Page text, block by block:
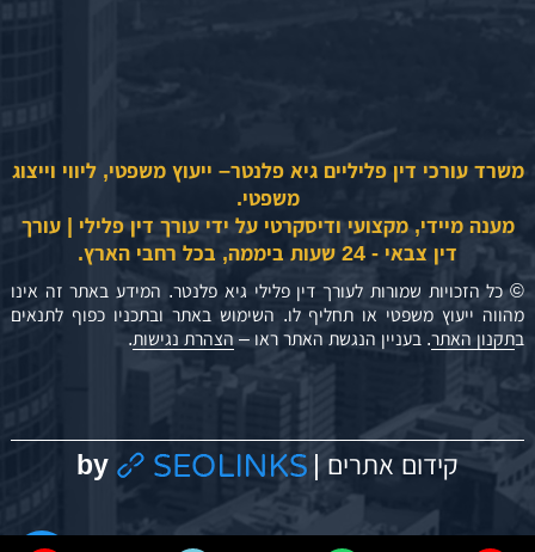
משרד עורכי דין פליליים גיא פלנטר– ייעוץ משפטי, ליווי וייצוג
משפטי.
מענה מיידי, מקצועי ודיסקרטי על ידי עורך דין פלילי | עורך
דין צבאי - 24 שעות ביממה, בכל רחבי הארץ.
© כל הזכויות שמורות לעורך דין פלילי גיא פלנטר. המידע באתר זה אינו
מהווה ייעוץ משפטי או תחליף לו. השימוש באתר ובתכניו כפוף לתנאים
בתקנון האתר. בעניין הנגשת האתר ראו – הצהרת נגישות.
קידום אתרים | by